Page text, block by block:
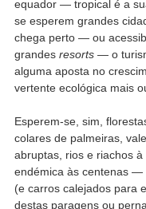
equador — tropical é a
se esperem grandes
chega perto — ou
grandes resorts— o
alguma aposta no
vertente ecológica mais
Esperem-se, sim,
colares de palmeiras,
abruptas, rios e riachos
endémica às centenas —
(e carros calejados para
destas paragens ou